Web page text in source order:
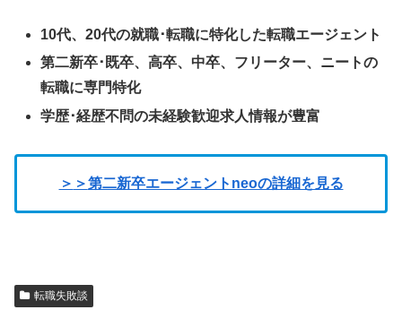
10代、20代の就職･転職に特化した転職エージェント
第二新卒･既卒、高卒、中卒、フリーター、ニートの
転職に専門特化
学歴･経歴不問の未経験歓迎求人情報が豊富
＞ ＞第二新卒エージェントneoの詳細を見る
転職失敗談